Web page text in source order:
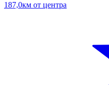
187,0км от центра